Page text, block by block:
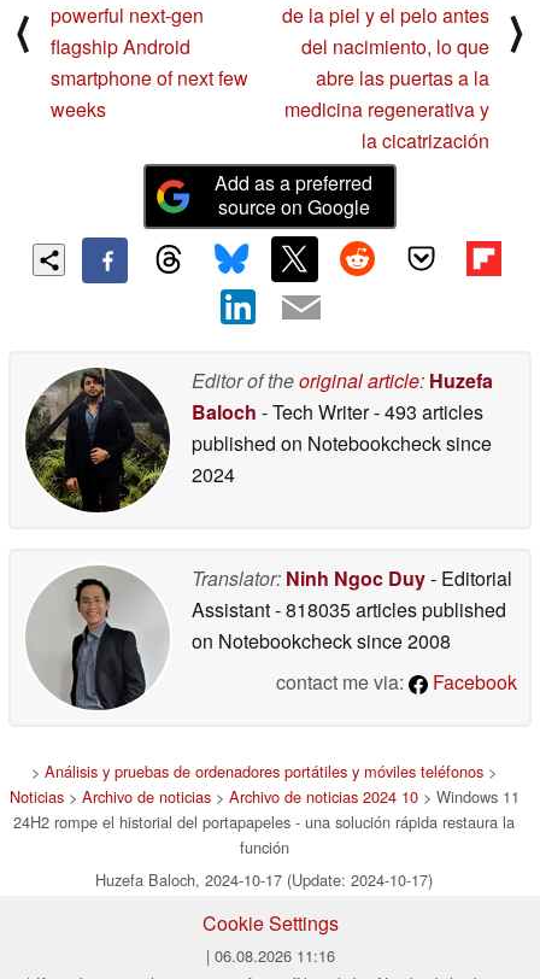
⟨
powerful next-gen
flagship Android
smartphone of next few
weeks
de la piel y el pelo antes
del nacimiento, lo que
abre las puertas a la
medicina regenerativa y
la cicatrización
⟩
Add as a preferred
source on Google
Editor of theoriginal article: Huzefa
Baloch - Tech Writer- 493 articles
published on Notebookchecksince
2024
Translator: Ninh Ngoc Duy- Editorial
Assistant- 818035 articles published
on Notebookchecksince 2008
contact me via:
Facebook
> Análisis y pruebas de ordenadores portátiles y móviles teléfonos >
Noticias> Archivo de noticias> Archivo de noticias 2024 10> Windows 11
24H2 rompe el historial del portapapeles - una solución rápida restaura la
función
Huzefa Baloch, 2024-10-17 (Update: 2024-10-17)
Cookie Settings
| 06.08.2026 11:16